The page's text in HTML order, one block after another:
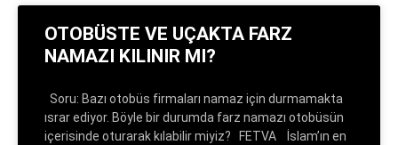
OTOBÜSTE VE UÇAKTA FARZ
NAMAZI KILINIR MI?
Soru: Bazı otobüs firmaları namaz için durmamakta
ısrar ediyor. Böyle bir durumda farz namazı otobüsün
içerisinde oturarak kılabilir miyiz? FETVA İslam’ın en